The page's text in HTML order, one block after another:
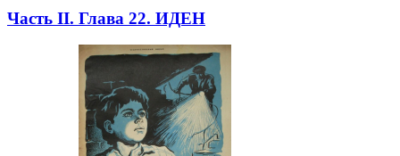
Часть II. Глава 22. ИДЕН